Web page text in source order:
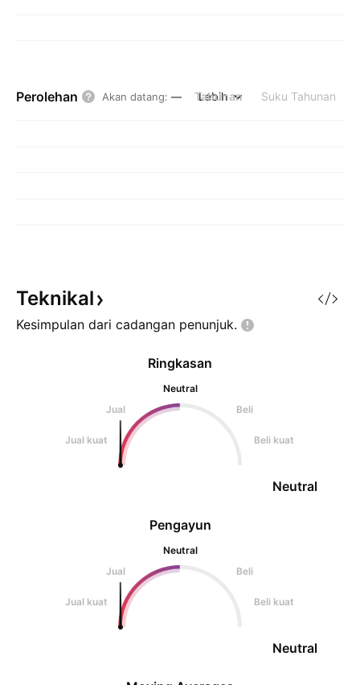
Perolehan Akan datang: — Tahunan Suku Tahunan
Lebih
Teknikal
Kesimpulan dari cadangan penunjuk.
Pengayun
Neutral
Jual
Beli
Jual kuat Beli kuat
Neutral
Ringkasan
Neutral
Jual
Beli
Jual kuat Beli kuat
Neutral